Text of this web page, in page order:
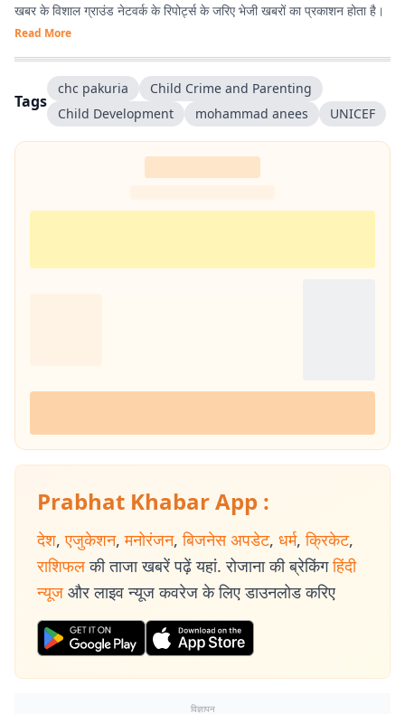
खबर के विशाल ग्राउंड नेटवर्क के रिपोर्ट्स के जरिए भेजी खबरों का प्रकाशन होता है।
Read More
Tags
chc pakuria
Child Crime and Parenting
Child Development
mohammad anees UNICEF
Prabhat Khabar App :
देश, एजुकेशन, मनोरंजन, बिजनेस अपडेट, धर्म, क्रिकेट,
राशिफल की ताजा खबरें पढ़ें यहां. रोजाना की ब्रेकिंग हिंदी
न्यूज और लाइव न्यूज कवरेज के लिए डाउनलोड करिए
विज्ञापन